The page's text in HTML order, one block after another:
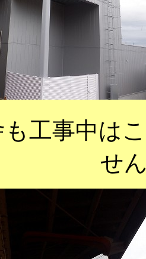
工事中は
せ